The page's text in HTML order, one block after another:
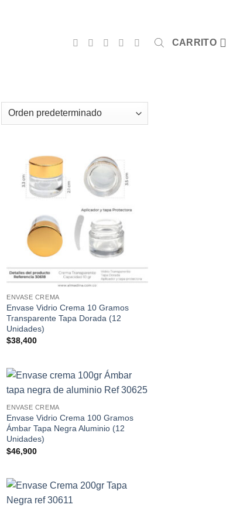
CARRITO
Añadir
a la
lista de
ENVASE CREMA
Envase Vidrio Crema 10 Gramos
Transparente Tapa Dorada (12
Unidades)
$38,400
lista de
deseos
ENVASE CREMA
Envase Vidrio Crema 100 Gramos
Ámbar Tapa Negra Aluminio (12
Unidades)
$46,900